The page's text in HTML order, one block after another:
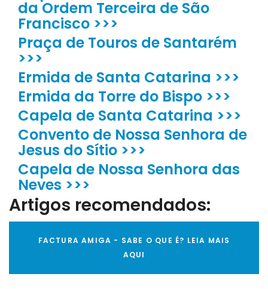
da Ordem Terceira de São
Francisco >>>
Praça de Touros de Santarém
>>>
Ermida de Santa Catarina >>>
Ermida da Torre do Bispo >>>
Capela de Santa Catarina >>>
Convento de Nossa Senhora de
Jesus do Sítio >>>
Capela de Nossa Senhora das
Neves >>>
Artigos recomendados:
FACTURA AMIGA - SABE O QUE É? LEIA MAIS
AQUI